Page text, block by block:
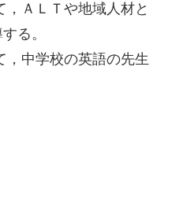
ＡＬＴや地域人材と
る。
中学校の英語の先生